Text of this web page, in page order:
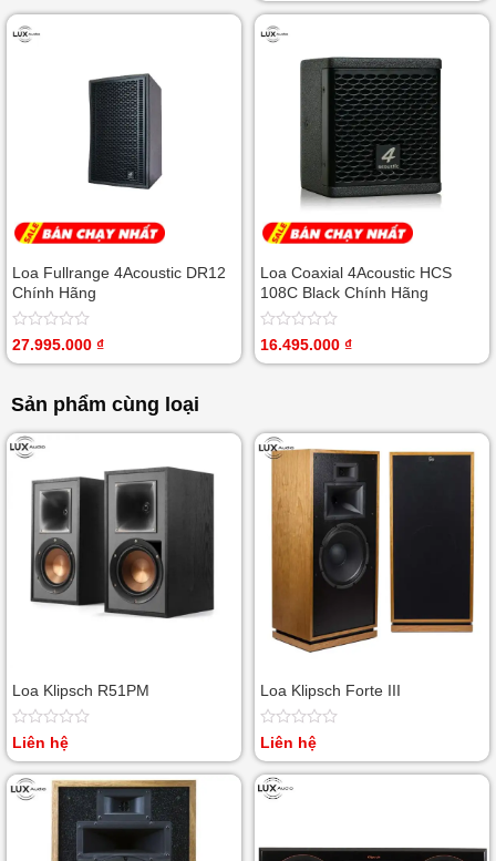
hạng
0
5
Loa Fullrange 4Acoustic DR12
Chính Hãng
Được
5
27.995.000 ₫
Loa Coaxial 4Acoustic HCS
108C Black Chính Hãng
Được
16.495.000 ₫
Sản phẩm cùng loại
Loa Klipsch R51PM
Được
hạng
0
5
Liên hệ
Loa Klipsch Forte III
Được
hạng
0
5
Liên hệ